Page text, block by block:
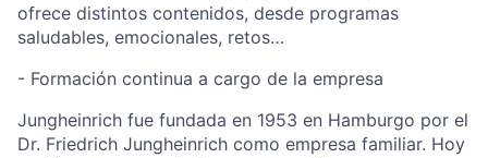
ofrece distintos contenidos, desde programas
saludables, emocionales, retos…
- Formación continua a cargo de la empresa
Jungheinrich fue fundada en 1953 en Hamburgo por el
Dr. Friedrich Jungheinrich como empresa familiar. Hoy